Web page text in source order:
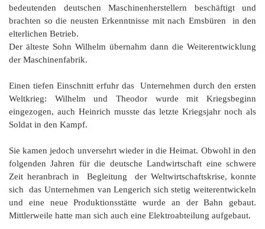
bedeutenden deutschen Maschinenherstellern beschäftigt und
brachten so die neusten Erkenntnisse mit nach Emsbüren in den
elterlichen Betrieb.
Der älteste Sohn Wilhelm übernahm dann die Weiterentwicklung
der Maschinenfabrik.
Einen tiefen Einschnitt erfuhr das Unternehmen durch den ersten
Weltkrieg: Wilhelm und Theodor wurde mit Kriegsbeginn
eingezogen, auch Heinrich musste das letzte Kriegsjahr noch als
Soldat in den Kampf.
Sie kamen jedoch unversehrt wieder in die Heimat. Obwohl in den
folgenden Jahren für die deutsche Landwirtschaft eine schwere
Zeit heranbrach in Begleitung der Weltwirtschaftskrise, konnte
sich das Unternehmen van Lengerich sich stetig weiterentwickeln
und eine neue Produktionsstätte wurde an der Bahn gebaut.
Mittlerweile hatte man sich auch eine Elektroabteilung aufgebaut.